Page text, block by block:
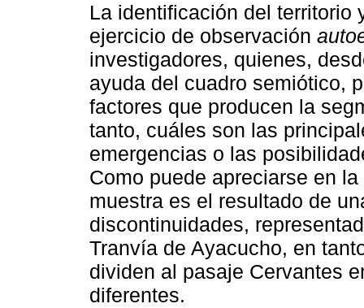
La identificación del
ejercicio de observación
investigadores, quienes,
ayuda del cuadro semiótico,
factores que producen la
tanto, cuáles son las
emergencias o las
Como puede apreciarse en la
muestra es el resultado de
discontinuidades,
Tranvía de Ayacucho, en
dividen al pasaje Cervantes
diferentes.